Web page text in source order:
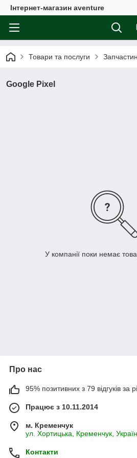
Інтернет-магазин aventure
Товари та послуги
Google Pixel
У компанії поки немає
Про нас
95% позитивних з 79 відгуків за
Працює з 10.11.2014
м. Кременчук
ул. Хортицька, Кременчук,
Контакти